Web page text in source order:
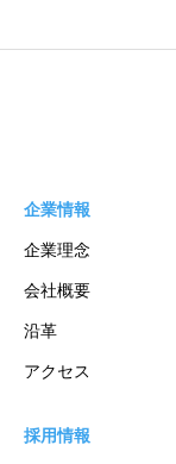
企業情報
企業理念
会社概要
沿革
アクセス
採用情報